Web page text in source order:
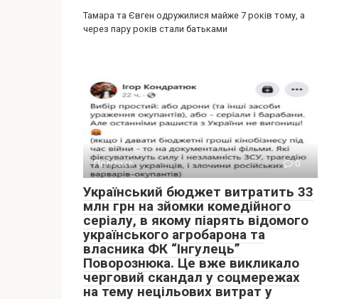
Тамара та Євген одружилися майже 7 років тому, а
через пару років стали батьками
Політика 0
Український бюджет витратить 33
млн грн на зйомки комедійного
серіалу, в якому піарять відомого
українського агробарона та
власника ФК “Інгулець”
Поворознюка. Це вже викликало
черговий скандал у соцмережах
на тему нецільових витрат у